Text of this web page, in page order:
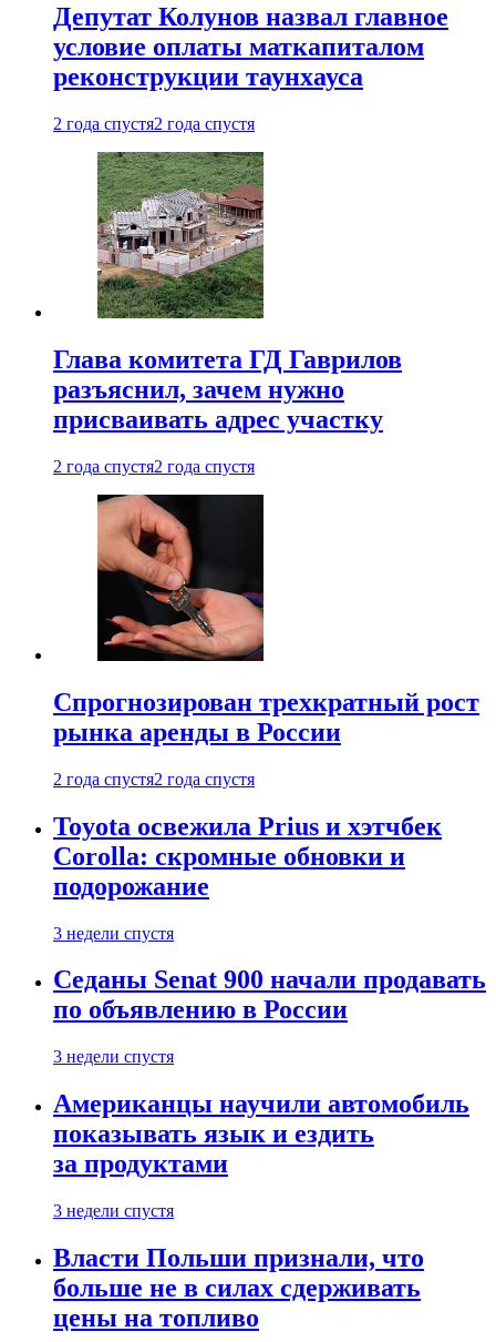
Депутат Колунов назвал главное
условие оплаты маткапиталом
реконструкции таунхауса
2 года спустя2 года спустя
Глава комитета ГД Гаврилов
разъяснил, зачем нужно
присваивать адрес участку
2 года спустя2 года спустя
Спрогнозирован трехкратный рост
рынка аренды в России
2 года спустя2 года спустя
Toyota освежила Prius и хэтчбек
Corolla: скромные обновки и
подорожание
3 недели спустя
Седаны Senat 900 начали продавать
по объявлению в России
3 недели спустя
Американцы научили автомобиль
показывать язык и ездить
за продуктами
3 недели спустя
Власти Польши признали, что
больше не в силах сдерживать
цены на топливо